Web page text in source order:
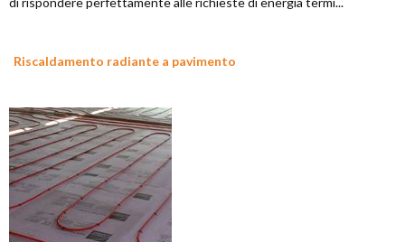
Riscaldamento radiante a pavimento